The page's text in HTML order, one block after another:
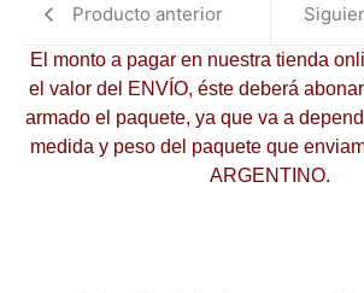
Producto anterior
El monto a pagar en nuestra tienda
el valor del ENVÍO, éste deberá
armado el paquete, ya que va a
medida y peso del paquete que
ARGENTINO.